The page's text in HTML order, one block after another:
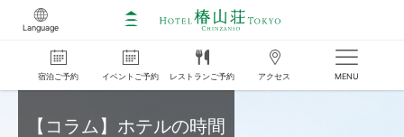
Language
宿泊ご予約 イベント ご予約 レストラン ご予約 アクセス MENU
【コラム】ホテルの時間